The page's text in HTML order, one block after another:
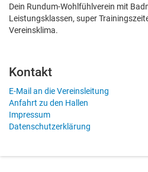
Dein Rundum-Wohlfühlverein mit
Leistungsklassen, super
Vereinsklima.
Kontakt
E-Mail an die Vereinsleitung
Anfahrt zu den Hallen
Impressum
Datenschutzerklärung